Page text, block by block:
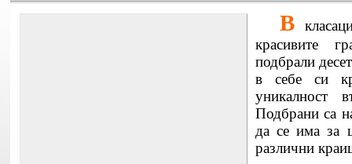
В
красивите
подбрали
в себе си
уникалност
Подбрани са
да се има за
различни